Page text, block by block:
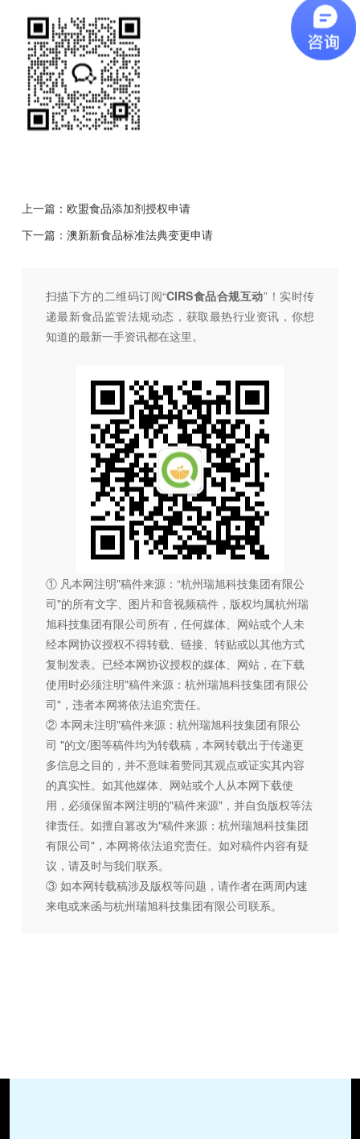
上一篇： 欧盟食品添加剂授权申请
下一篇： 澳新新食品标准法典变更申请
扫描下方的二维码订阅“CIRS食品合规互动”！ 实时传
递最新食品监管法规动态，获取最热行业资讯， 你想
知道的最新一手资讯都在这里。
① 凡本网注明"稿件来源：“杭州瑞旭科技集团有限公
司"的所有文字、图片和音视频稿件，版权均属杭州瑞
旭科技集团有限公司所有，任何媒体、网站或个人未
经本网协议授权不得转载、链接、转贴或以其他方式
复制发表。已经本网协议授权的媒体、网站，在下载
使用时必须注明"稿件来源：杭州瑞旭科技集团有限公
司"，违者本网将依法追究责任。
② 本网未注明"稿件来源：杭州瑞旭科技集团有限公
司 "的文/图等稿件均为转载稿，本网转载出于传递更
多信息之目的，并不意味着赞同其观点或证实其内容
的真实性。如其他媒体、网站或个人从本网下载使
用，必须保留本网注明的"稿件来源"，并自负版权等法
律责任。如擅自篡改为"稿件来源：杭州瑞旭科技集团
有限公司"，本网将依法追究责任。如对稿件内容有疑
议，请及时与我们联系。
③ 如本网转载稿涉及版权等问题，请作者在两周内速
来电或来函与杭州瑞旭科技集团有限公司联系。